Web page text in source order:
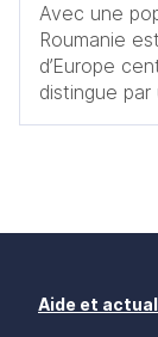
Avec une
Roumanie
d’Europe
distingue
les
Aide et